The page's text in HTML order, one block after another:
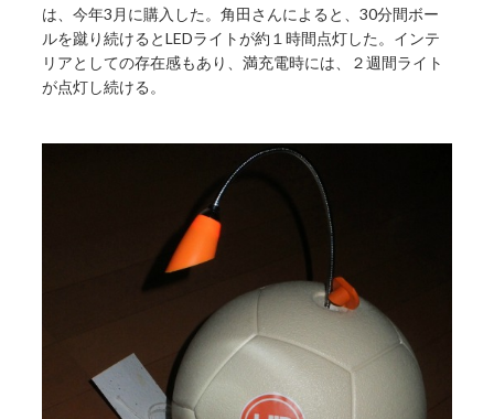
は、今年3月に購入した。角田さんによると、30分間ボー
ルを蹴り続けるとLEDライトが約１時間点灯した。インテ
リアとしての存在感もあり、満充電時には、２週間ライト
が点灯し続ける。